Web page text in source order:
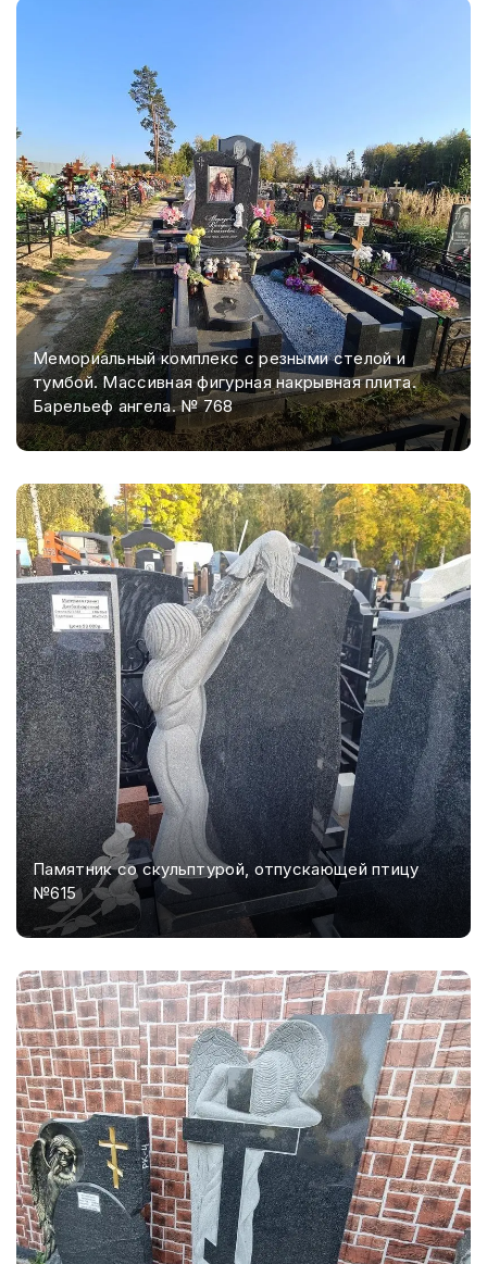
Мемориальный комплекс с резными стелой и
тумбой. Массивная фигурная накрывная плита.
Барельеф ангела. № 768
Памятник со скульптурой, отпускающей птицу
№615